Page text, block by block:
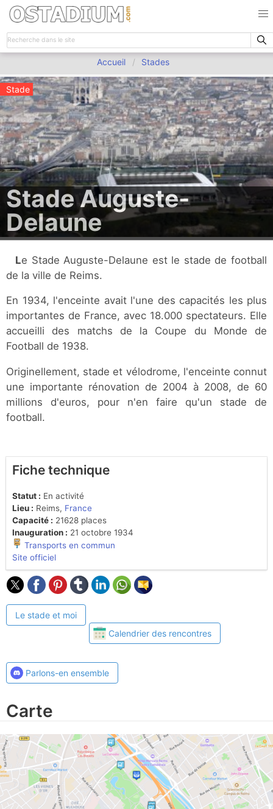
Accueil Stades
Stade
Stade Auguste-
Delaune
Le Stade Auguste-Delaune est le stade de football
de la ville de Reims.
En 1934, l'enceinte avait l'une des capacités les plus
importantes de France, avec 18.000 spectateurs. Elle
accueilli des matchs de la Coupe du Monde de
Football de 1938.
Originellement, stade et vélodrome, l'enceinte connut
une importante rénovation de 2004 à 2008, de 60
millions d'euros, pour n'en faire qu'un stade de
football.
Fiche technique
Statut : En activité
Lieu : Reims, France
Capacité : 21628 places
Inauguration : 21 octobre 1934
Transports en commun
Site officiel
Le stade et moi
Calendrier des rencontres
Parlons-en ensemble
Carte